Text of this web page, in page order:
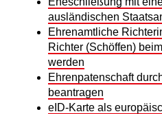
ausländischen
Ehrenamtliche
Richter (Schöffen)
werden
Ehrenpatenschaft
beantragen
eID-Karte als